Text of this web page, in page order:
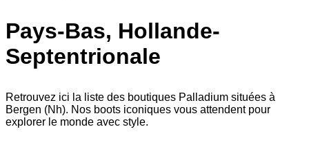
Pays-Bas, Hollande-
Septentrionale
Retrouvez ici la liste des boutiques Palladium situées à
Bergen (Nh). Nos boots iconiques vous attendent pour
explorer le monde avec style.